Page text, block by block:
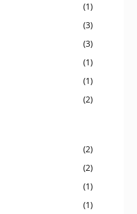
(1)
(3)
(3)
(1)
(1)
(2)
(2)
(2)
(1)
(1)